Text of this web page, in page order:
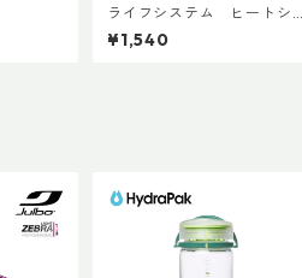
ライフシステム ヒートシ
ールドポンチョ
¥1,540